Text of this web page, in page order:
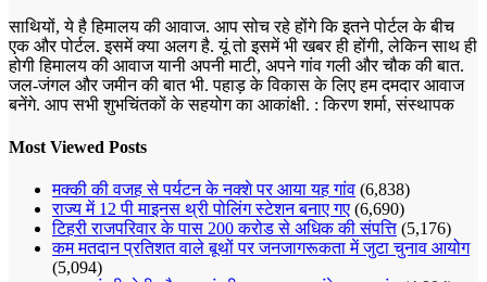
साथियों, ये है हिमालय की आवाज. आप सोच रहे होंगे कि इतने पोर्टल के बीच
एक और पोर्टल. इसमें क्या अलग है. यूं तो इसमें भी खबर ही होंगी, लेकिन साथ ही
होगी हिमालय की आवाज यानी अपनी माटी, अपने गांव गली और चौक की बात.
जल-जंगल और जमीन की बात भी. पहाड़ के विकास के लिए हम दमदार आवाज
बनेंगे. आप सभी शुभचिंतकों के सहयोग का आकांक्षी. : किरण शर्मा, संस्‍थापक
Most Viewed Posts
मक्‍की की वजह से पर्यटन के नक्‍शे पर आया यह गांव (6,838)
राज्य में 12 पी माइनस थ्री पोलिंग स्टेशन बनाए गए (6,690)
टिहरी राजपरिवार के पास 200 करोड से अधिक की संपत्ति (5,176)
कम मतदान प्रतिशत वाले बूथों पर जनजागरूकता में जुटा चुनाव आयोग
(5,094)